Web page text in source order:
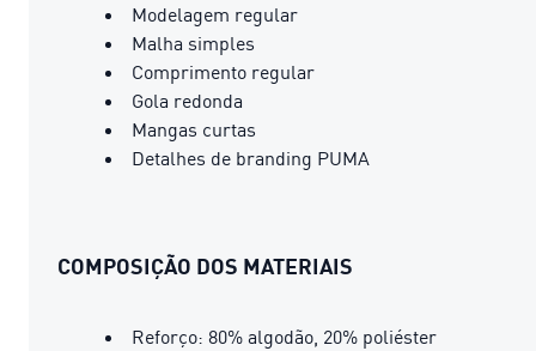
Modelagem regular
Malha simples
Comprimento regular
Gola redonda
Mangas curtas
Detalhes de branding PUMA
COMPOSIÇÃO DOS MATERIAIS
Reforço: 80% algodão, 20% poliéster